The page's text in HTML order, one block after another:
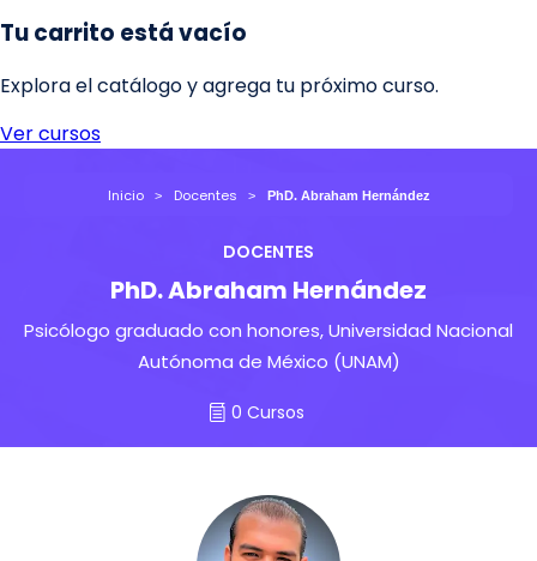
Inicio Docentes PhD. Abraham Hernández
DOCENTES
PhD. Abraham Hernández
Psicólogo graduado con honores, Universidad Nacional
Autónoma de México (UNAM)
0 Cursos